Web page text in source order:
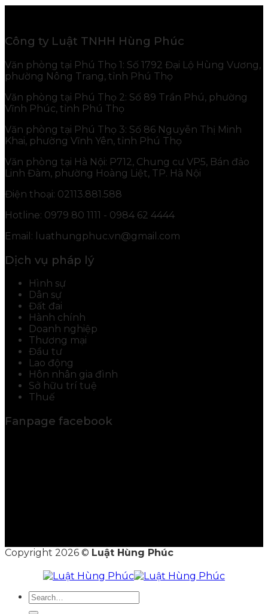
Công ty Luật TNHH Hùng Phúc
Văn phòng tại Phú Thọ 1: Số 1792 Đại Lộ Hùng Vương,
phường Nông Trang, tỉnh Phú Thọ
Văn phòng tại Phú Thọ 2: Số 89 Trần Phú, phường
Vĩnh Phúc, tỉnh Phú Thọ
Văn phòng tại Phú Thọ 3: Số 86 Nguyễn Thị Minh
Khai, phường Vĩnh Yên, tỉnh Phú Thọ
Văn phòng tại Hà Nội: P712, Chung cư VP5, Bán đảo
Linh Đàm, phường Hoàng Liệt, TP. Hà Nội
Điện thoại: 02113.881.588
Hotline: 0979 80 1111 - 0984 62 4444
Email: luathungphuc.vn@gmail.com
Dịch vụ pháp lý
Hình sự
Dân sự
Đất đai
Hành chính
Doanh nghiệp
Thương mại
Đầu tư
Lao động
Hôn nhân gia đình
Sở hữu trí tuệ
Thuế
Fanpage facebook
Copyright 2026 © Luật Hùng Phúc